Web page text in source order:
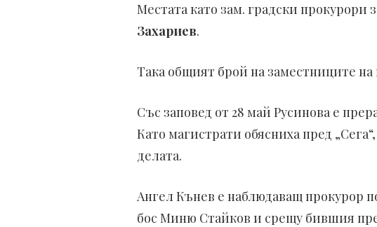
Местата като зам. градски прокурори
Захариев.
Така общият брой на заместниците
Със заповед от 28 май Русинова е
Като магистрати обясниха пред
делата.
Ангел Кънев е наблюдаващ прокурор
бос Миню Стайков и срещу бившия